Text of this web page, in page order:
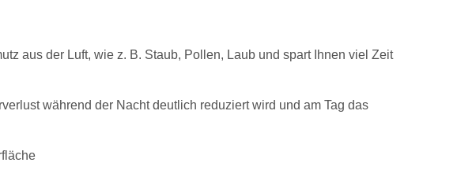
aus der Luft, wie z. B. Staub, Pollen, Laub und spart Ihnen viel Zeit
während der Nacht deutlich reduziert wird und am Tag das